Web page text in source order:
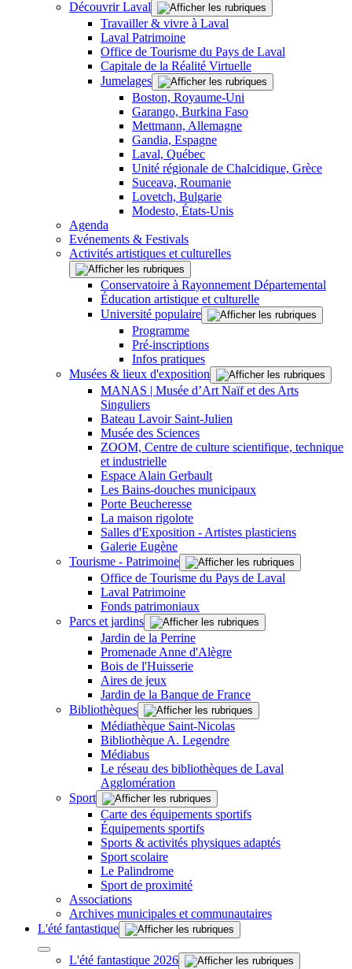
Découvrir Laval
Travailler & vivre à Laval
Laval Patrimoine
Office de Tourisme du Pays de Laval
Capitale de la Réalité Virtuelle
Jumelages
Boston, Royaume-Uni
Garango, Burkina Faso
Mettmann, Allemagne
Gandia, Espagne
Laval, Québec
Unité régionale de Chalcidique, Grèce
Suceava, Roumanie
Lovetch, Bulgarie
Modesto, États-Unis
Agenda
Evénements & Festivals
Activités artistiques et culturelles
Conservatoire à Rayonnement Départemental
Éducation artistique et culturelle
Université populaire
Programme
Pré-inscriptions
Infos pratiques
Musées & lieux d'exposition
MANAS | Musée d’Art Naïf et des Arts
Singuliers
Bateau Lavoir Saint-Julien
Musée des Sciences
ZOOM, Centre de culture scientifique, technique
et industrielle
Espace Alain Gerbault
Les Bains-douches municipaux
Porte Beucheresse
La maison rigolote
Salles d'Exposition - Artistes plasticiens
Galerie Eugène
Tourisme - Patrimoine
Office de Tourisme du Pays de Laval
Laval Patrimoine
Fonds patrimoniaux
Parcs et jardins
Jardin de la Perrine
Promenade Anne d'Alègre
Bois de l'Huisserie
Aires de jeux
Jardin de la Banque de France
Bibliothèques
Médiathèque Saint-Nicolas
Bibliothèque A. Legendre
Médiabus
Le réseau des bibliothèques de Laval
Agglomération
Sport
Carte des équipements sportifs
Équipements sportifs
Sports & activités physiques adaptés
Sport scolaire
Le Palindrome
Sport de proximité
Associations
Archives municipales et communautaires
L'été fantastique
L'été fantastique 2026